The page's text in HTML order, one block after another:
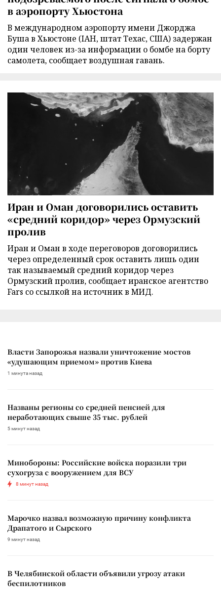
в аэропорту Хьюстона
В международном аэропорту имени Джорджа
Буша в Хьюстоне (IAH, штат Техас, США) задержан
один человек из-за информации о бомбе на борту
самолета, сообщает воздушная гавань.
Иран и Оман договорились оставить
«средний коридор» через Ормузский
пролив
Иран и Оман в ходе переговоров договорились
через определенный срок оставить лишь один
так называемый средний коридор через
Ормузский пролив, сообщает иранское агентство
Fars со ссылкой на источник в МИД.
Власти Запорожья назвали уничтожение мостов
«удушающим приемом» против Киева
1 минута назад
Названы регионы со средней пенсией для
неработающих свыше 35 тыс. рублей
5 минут назад
Минобороны: Российские войска поразили три
сухогруза с вооружением для ВСУ
8 минут назад
Марочко назвал возможную причину конфликта
Драпатого и Сырского
9 минут назад
В Челябинской области объявили угрозу атаки
беспилотников